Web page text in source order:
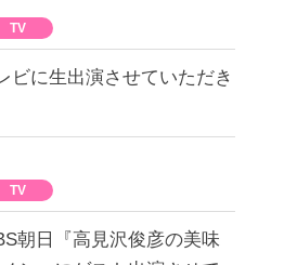
TV
ビに生出演させていただき
TV
朝日『高見沢俊彦の美味